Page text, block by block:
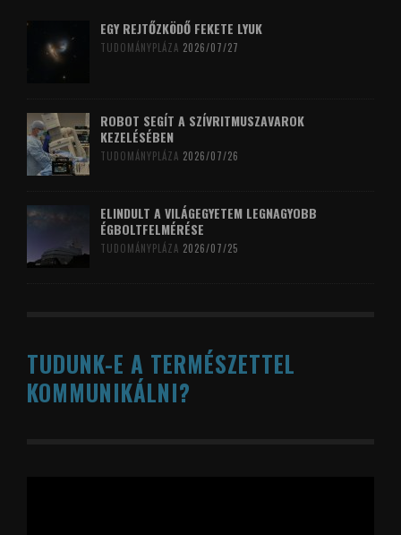
EGY REJTŐZKÖDŐ FEKETE LYUK
TUDOMÁNYPLÁZA 2026/07/27
ROBOT SEGÍT A SZÍVRITMUSZAVAROK
KEZELÉSÉBEN
TUDOMÁNYPLÁZA 2026/07/26
ELINDULT A VILÁGEGYETEM LEGNAGYOBB
ÉGBOLTFELMÉRÉSE
TUDOMÁNYPLÁZA 2026/07/25
TUDUNK-E A TERMÉSZETTEL
KOMMUNIKÁLNI?